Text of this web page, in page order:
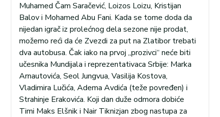
Muhamed Čam Saračević, Loizos Loizu, Kristijan
Balov i Mohamed Abu Fani. Kada se tome doda da
nijedan igrač iz prolećnog dela sezone nije prodat,
možemo reći da će Zvezdi za put na Zlatibor trebati
dva autobusa. Čak iako na prvoj „prozivci“ neće biti
učesnika Mundijala i reprezentativaca Srbije: Marka
Arnautovića, Seol Jungvua, Vasilija Kostova,
Vladimira Lučića, Adema Avdića (teže povređen) i
Strahinje Erakovića. Koji dan duže odmora dobiće
Timi Maks Elšnik i Nair Tiknizjan zbog nastupa za